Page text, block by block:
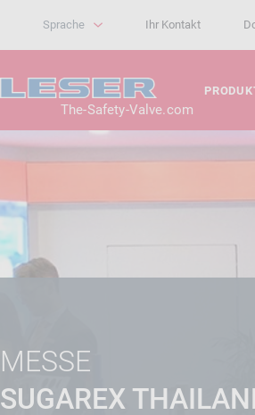
Ihr Kontakt
Sprache
The-Safety-Valve.com
MESSE
SUGAREX